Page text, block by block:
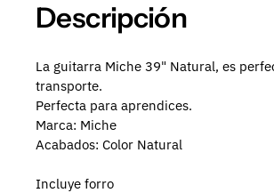
Descripción
La guitarra Miche 39" Natural, es
transporte.
Perfecta para aprendices.
Marca: Miche
Acabados: Color Natural
Incluye forro